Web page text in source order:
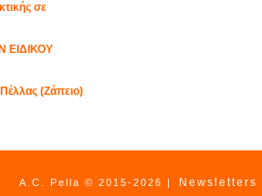
σε
ΕΙΔΙΚΟΥ
(Ζάπειο)
A.C. Pella © 2015-2026 | Newsletters